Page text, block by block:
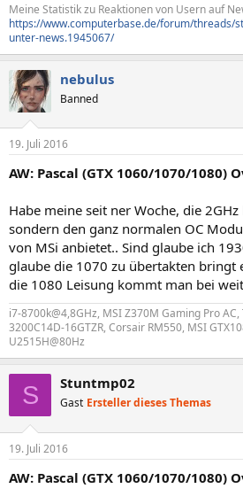
Meine Statistik zu Reaktionen von Usern auf
https://www.computerbase.de/forum/threads/
unter-news.1945067/
nebulus
Banned
19. Juli 2016
AW: Pascal (GTX 1060/1070/1080)
Habe meine seit ner Woche, die
sondern den ganz normalen OC
von MSi anbietet.. Sind glaube ich
glaube die 1070 zu übertakten bringt
die 1080 Leisung kommt man bei
i7-8700k@4,8GHz, MSI Z370M Gaming Pro AC,
3200C14D-16GTZR, Corsair RM550, MSI
U2515H@80Hz
S Stuntmp02
Gast Ersteller dieses Themas
19. Juli 2016
AW: Pascal (GTX 1060/1070/1080)